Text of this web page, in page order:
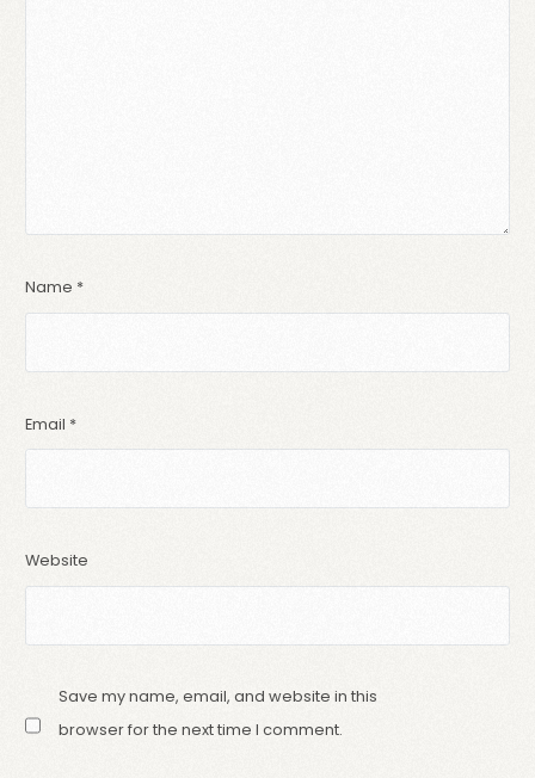
Name *
Email *
Website
Save my name, email, and website in this
browser for the next time I comment.